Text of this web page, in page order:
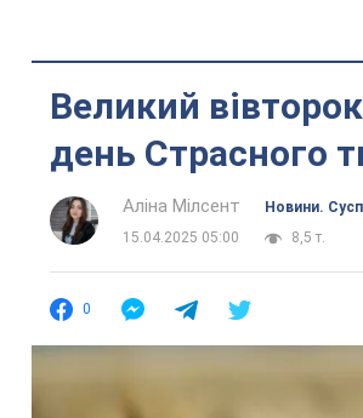
Великий
день Страсного
Аліна Мілсент
Новини.
15.04.2025 05:00
8,5 т.
0